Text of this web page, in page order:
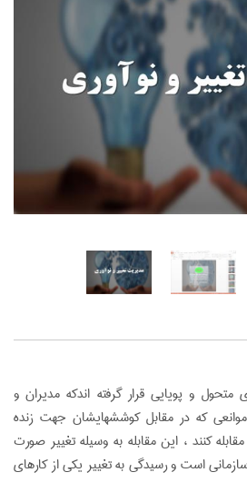
متحول و پویایی قرار گرفته اندکه مدیران و
موانعی که در مقابل کوششهایشان جهت زنده
کنند ، این مقابله به وسیله تغییر صورت
است و رسیدگی به تغییر یکی از کارهای